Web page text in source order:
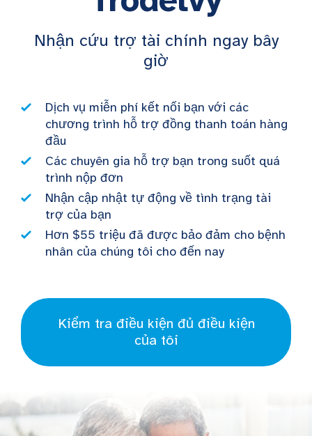
Nhận cứu trợ tài chính ngay bây
giờ
Dịch vụ miễn phí kết nối bạn với các
chương trình hỗ trợ đồng thanh toán hàng
đầu
Các chuyên gia hỗ trợ bạn trong suốt quá
trình nộp đơn
Nhận cập nhật tự động về tình trạng tài
trợ của bạn
Hơn $55 triệu đã được bảo đảm cho bệnh
nhân của chúng tôi cho đến nay
Kiểm tra điều kiện đủ điều kiện
của tôi